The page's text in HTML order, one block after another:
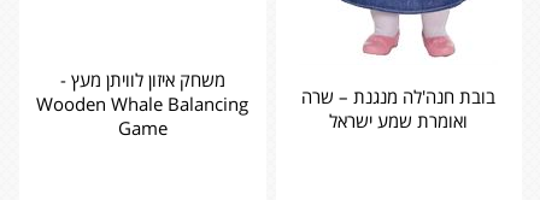
בובת חנה'לה מנגנת – שרה
ואומרת שמע ישראל
משחק איזון לוויתן מעץ -
‏‏‏‏Wooden Whale Balancing
Game